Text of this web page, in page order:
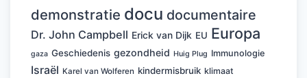
demonstratie docu documentaire
Dr. John Campbell Erick van Dijk EU Europa
gaza Geschiedenis gezondheid Huig Plug Immunologie
Israël Karel van Wolferen kindermisbruik klimaat